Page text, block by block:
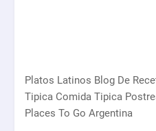
Platos Latinos Blog De
Tipica Comida Tipica
Places To Go Argentina